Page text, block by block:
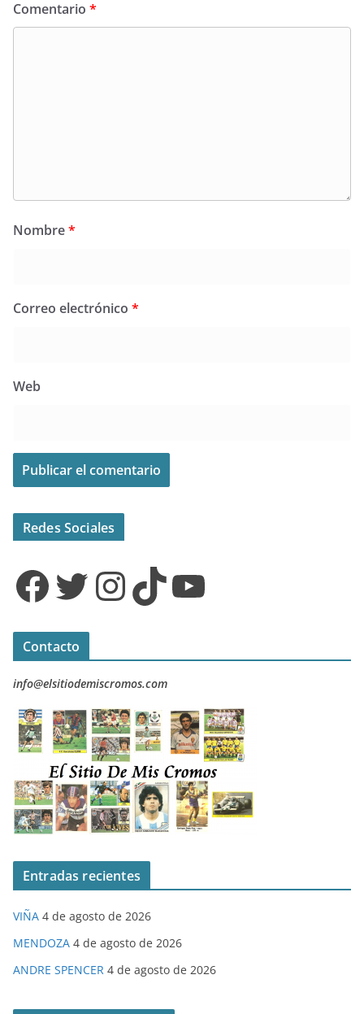
Comentario *
Nombre*
Correo electrónico *
Web
Redes Sociales
Facebook Twitter InstagramTikTok YouTube
Contacto
info@elsitiodemiscromos.com
Entradas recientes
VIÑA 4 de agosto de 2026
MENDOZA 4 de agosto de 2026
ANDRE SPENCER 4 de agosto de 2026